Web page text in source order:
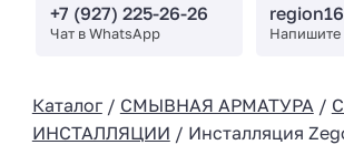
+7 (927) 225-26-26
Чат в WhatsApp Напишите
Каталог/ СМЫВНАЯ АРМАТУРА /
ИНСТАЛЛЯЦИИ / Инсталляция